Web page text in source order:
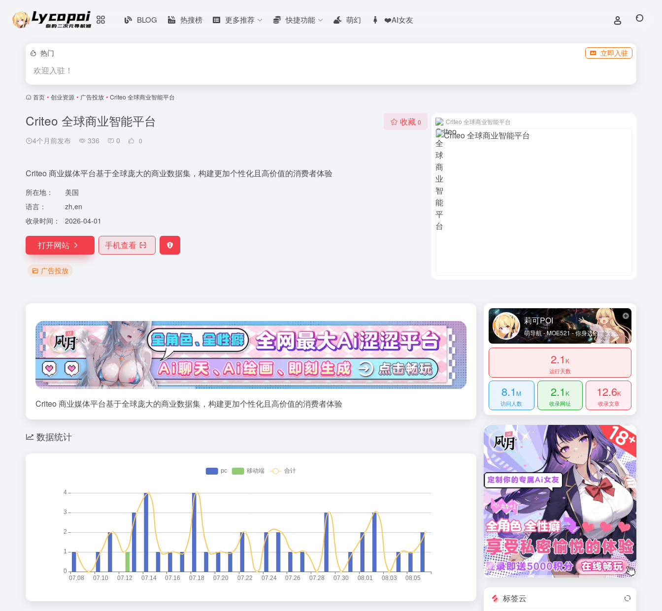
BLOG 热搜榜 更多推荐 快捷功能 萌幻 ❤️AI女友
热门 立即入驻
欢迎入驻！
首页 • 创业资源 • 广告投放 • Criteo 全球商业智能平台
Criteo 全球商业智能平台
4个月前发布 336 0 0
收藏 0
Criteo 商业媒体平台基于全球庞大的商业数据集，构建更加个性化且高价值的消费者体验
所在地：
美国
语言：
zh,en
收录时间：
2026-04-01
打开网站 手机查看
广告投放
Criteo 全球商业智能平台
Criteo 商业媒体平台基于全球庞大的商业数据集，构建更加个性化且高价值的消费者体验
数据统计
莉可POI
萌导航 - MOE521 - 你身边的二次元导航姬 - 及时收录动漫网站及资讯、宅网站、萌网站、动画、漫画、游戏等内容。让您获得更加简单快捷的二次元体验！
2.1 K
运行天数
8.1 M
访问人数
2.1 K
收录网址
12.6K
收录文章
标签云